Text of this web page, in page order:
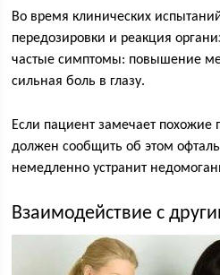
Во время клинических
передозировки и реакция
частые симптомы: повышение
сильная боль в глазу.
Если пациент замечает похожие
должен сообщить об этом
немедленно устранит
Взаимодействие с